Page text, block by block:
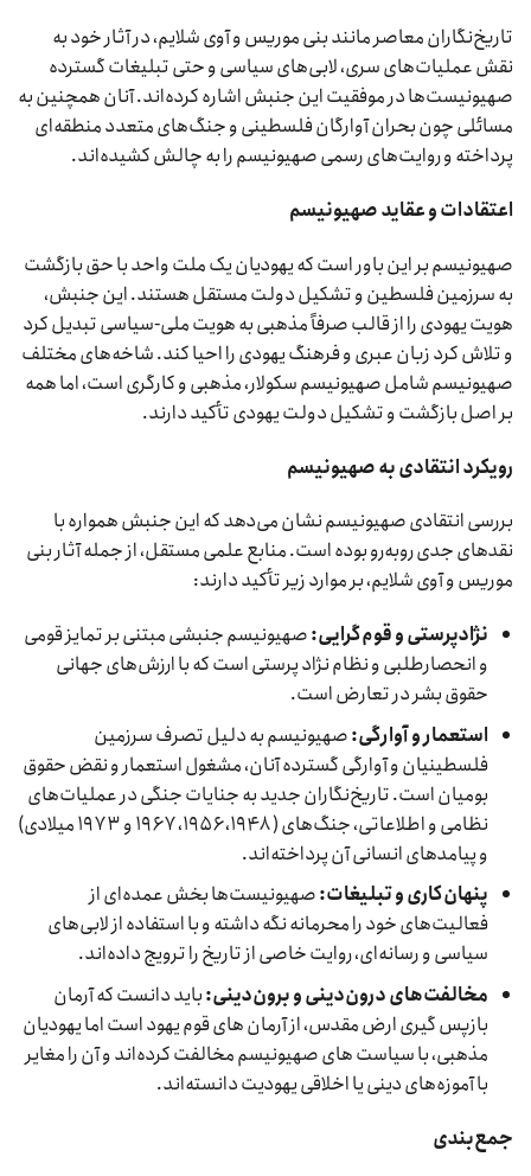
تاریخ‌نگاران معاصر مانند بنی موریس و آوی شلایم، در آثار خود به
نقش عملیات‌های سری، لابی‌های سیاسی و حتی تبلیغات گسترده
صهیونیست‌ها در موفقیت این جنبش اشاره کرده‌اند. آنان همچنین به
مسائلی چون بحران آوارگان فلسطینی و جنگ‌های متعدد منطقه‌ای
پرداخته و روایت‌های رسمی صهیونیسم را به چالش کشیده‌اند.
اعتقادات و عقاید صهیونیسم
صهیونیسم بر این باور است که یهودیان یک ملت واحد با حق بازگشت
به سرزمین فلسطین و تشکیل دولت مستقل هستند. این جنبش،
هویت یهودی را از قالب صرفاً مذهبی به هویت ملی-سیاسی تبدیل کرد
و تلاش کرد زبان عبری و فرهنگ یهودی را احیا کند. شاخه‌های مختلف
صهیونیسم شامل صهیونیسم سکولار، مذهبی و کارگری است، اما همه
بر اصل بازگشت و تشکیل دولت یهودی تأکید دارند.
رویکرد انتقادی به صهیونیسم
بررسی انتقادی صهیونیسم نشان می‌دهد که این جنبش همواره با
نقدهای جدی روبه‌رو بوده است. منابع علمی مستقل، از جمله آثار بنی
موریس و آوی شلایم، بر موارد زیر تأکید دارند:
نژادپرستی و قوم‌گرایی:صهیونیسم جنبشی مبتنی بر تمایز قومی
و انحصارطلبی و نظام نژاد پرستی است که با ارزش‌های جهانی
حقوق بشر در تعارض است.
استعمار و آوارگی:صهیونیسم به دلیل تصرف سرزمین
فلسطینیان و آوارگی گسترده آنان، مشغول استعمار و نقض حقوق
بومیان است. تاریخ‌نگاران جدید به جنایات جنگی در عملیات‌های
نظامی و اطلاعاتی، جنگ‌های ( ۱۹۴۸، ۱۹۵۶، ۱۹۶۷ و ۱۹۷۳ میلادی)
و پیامدهای انسانی آن پرداخته‌اند.
پنهان‌کاری و تبلیغات:صهیونیست‌ها بخش عمده‌ای از
فعالیت‌های خود را محرمانه نگه داشته و با استفاده از لابی‌های
سیاسی و رسانه‌ای، روایت خاصی از تاریخ را ترویج داده‌اند.
مخالفت‌های درون‌دینی و برون‌دینی:باید دانست که آرمان
بازپس گیری ارض مقدس، از آرمان های قوم یهود است اما یهودیان
مذهبی، با سیاست های صهیونیسم مخالفت کرده‌اند و آن را مغایر
با آموزه‌های دینی یا اخلاقی یهودیت دانسته‌اند.
جمع‌بندی